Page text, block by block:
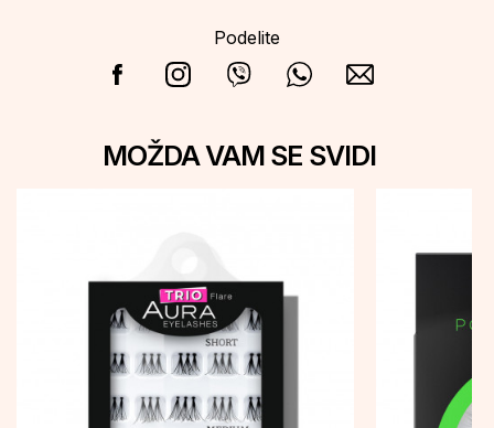
Podelite
MOŽDA VAM SE SVIDI